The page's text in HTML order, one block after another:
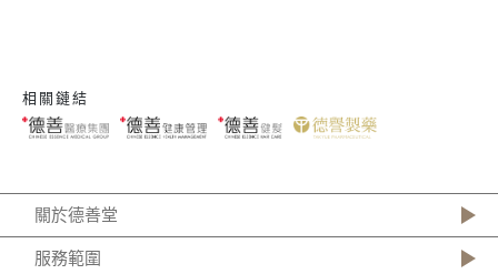
相關鏈結
關於德善堂
服務範圍